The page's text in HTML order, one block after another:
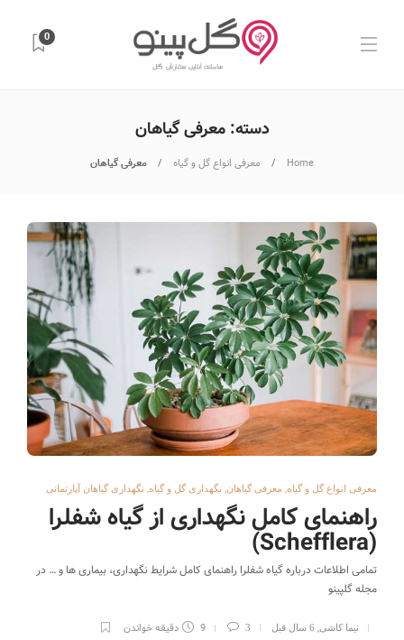
0
دسته:معرفی گیاهان
Home معرفی انواع گل و گیاه معرفی گیاهان
معرفی انواع گل و گیاه, معرفی گیاهان, نگهداری گل و گیاه, نگهداری گیاهان آپارتمانی
راهنمای کامل نگهداری از گیاه شفلرا
(Schefflera)
تمامی اطلاعات درباره گیاه شفلرا راهنمای کامل شرایط نگهداری، بیماری ها و … در
مجله گلپینو
نیما کاشی, 6 سال قبل 3 9 دقیقه خواندن